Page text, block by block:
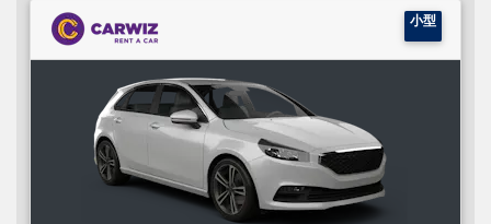
小型